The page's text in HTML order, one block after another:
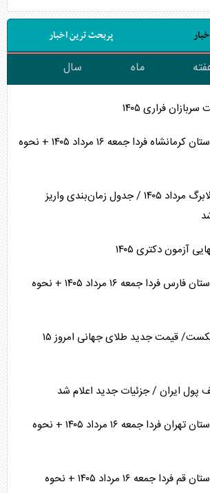
پربحث ترین اخبار
ماه سال
فراری ۱۴۰۵
جدول قطعی برق استان کرمانشاه فردا جمعه ۱۶ مرداد ۱۴۰۵ + نحوه
تغییر زمان واریز کالابرگ مرداد ۱۴۰۵ / جدول زمان‌بندی واریز
آزمون دکتری ۱۴۰۵
جدول قطعی برق استان فارس فردا جمعه ۱۶ مرداد ۱۴۰۵ + نحوه
قیمت طلا رکورد شکست/ قیمت جدید طلای جهانی امروز ۱۵
پول ایران / جزئیات جدید اعلام شد
جدول قطعی برق استان تهران فردا جمعه ۱۶ مرداد ۱۴۰۵ + نحوه
جدول قطعی برق استان قم فردا جمعه ۱۶ مرداد ۱۴۰۵ + نحوه